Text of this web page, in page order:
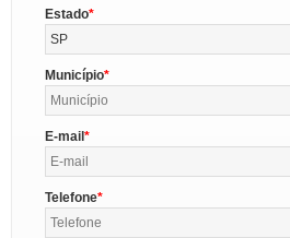
Estado
SP
Município
E-mail
Telefone